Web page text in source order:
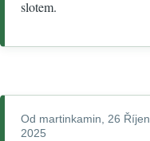
slotem.
Od martinkamin, 26 Říjen
2025